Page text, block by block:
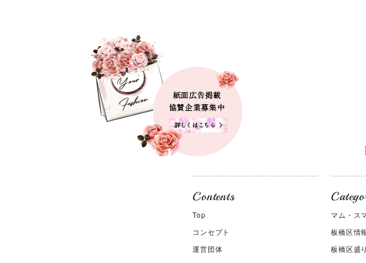
Contents
Top
コンセプト
運営団体
マム・ス
板橋区情
板橋区盛